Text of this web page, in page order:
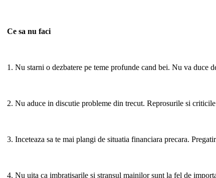
Ce sa nu faci
1. Nu starni o dezbatere pe teme profunde cand bei. Nu va duce
2. Nu aduce in discutie probleme din trecut. Reprosurile si
3. Inceteaza sa te mai plangi de situatia financiara precara.
4. Nu uita ca imbratisarile si stransul mainilor sunt la fel de